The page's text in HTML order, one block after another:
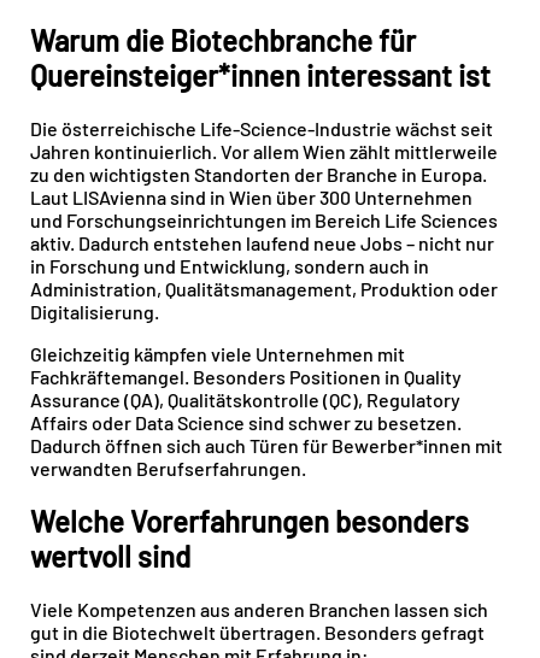
Warum die Biotechbranche für
Quereinsteiger*innen interessant ist
Die österreichische Life-Science-Industrie wächst seit
Jahren kontinuierlich. Vor allem Wien zählt mittlerweile
zu den wichtigsten Standorten der Branche in Europa.
Laut LISAvienna sind in Wien über 300 Unternehmen
und Forschungseinrichtungen im Bereich Life Sciences
aktiv. Dadurch entstehen laufend neue Jobs – nicht nur
in Forschung und Entwicklung, sondern auch in
Administration, Qualitätsmanagement, Produktion oder
Digitalisierung.
Gleichzeitig kämpfen viele Unternehmen mit
Fachkräftemangel. Besonders Positionen in Quality
Assurance (QA), Qualitätskontrolle (QC), Regulatory
Affairs oder Data Science sind schwer zu besetzen.
Dadurch öffnen sich auch Türen für Bewerber*innen mit
verwandten Berufserfahrungen.
Welche Vorerfahrungen besonders
wertvoll sind
Viele Kompetenzen aus anderen Branchen lassen sich
gut in die Biotechwelt übertragen. Besonders gefragt